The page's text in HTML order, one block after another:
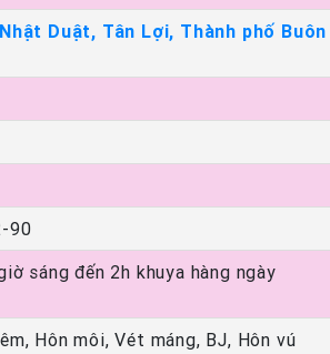
Duật, Tân Lợi, Thành phố
90
sáng đến 2h khuya hàng ngày
Hôn môi, Vét máng, BJ, Hôn vú